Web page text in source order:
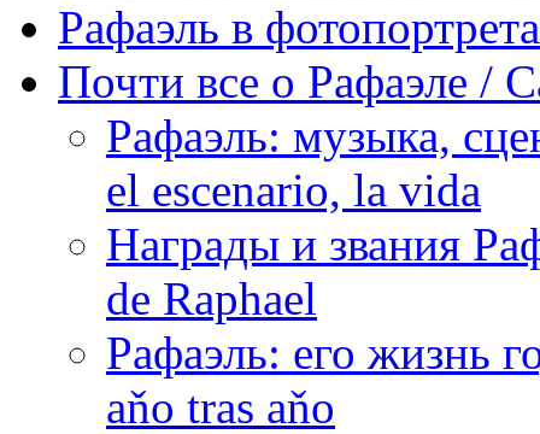
Рафаэль в
Почти все о Рафаэле /
Рафаэль: музыка,
el escenario, la vida
Награды и звания
de Raphael
Рафаэль: его жизнь
aňo tras aňo